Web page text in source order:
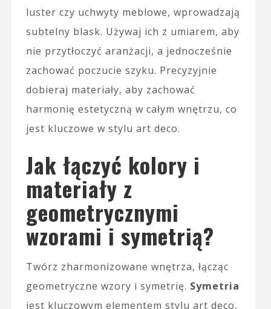
luster czy uchwyty meblowe, wprowadzają
subtelny blask. Używaj ich z umiarem, aby
nie przytłoczyć aranżacji, a jednocześnie
zachować poczucie szyku. Precyzyjnie
dobieraj materiały, aby zachować
harmonię estetyczną w całym wnętrzu, co
jest kluczowe w stylu art deco.
Jak łączyć kolory i
materiały z
geometrycznymi
wzorami i symetrią?
Twórz zharmonizowane wnętrza, łącząc
geometryczne wzory i symetrię. Symetria
jest kluczowym elementem stylu art deco,